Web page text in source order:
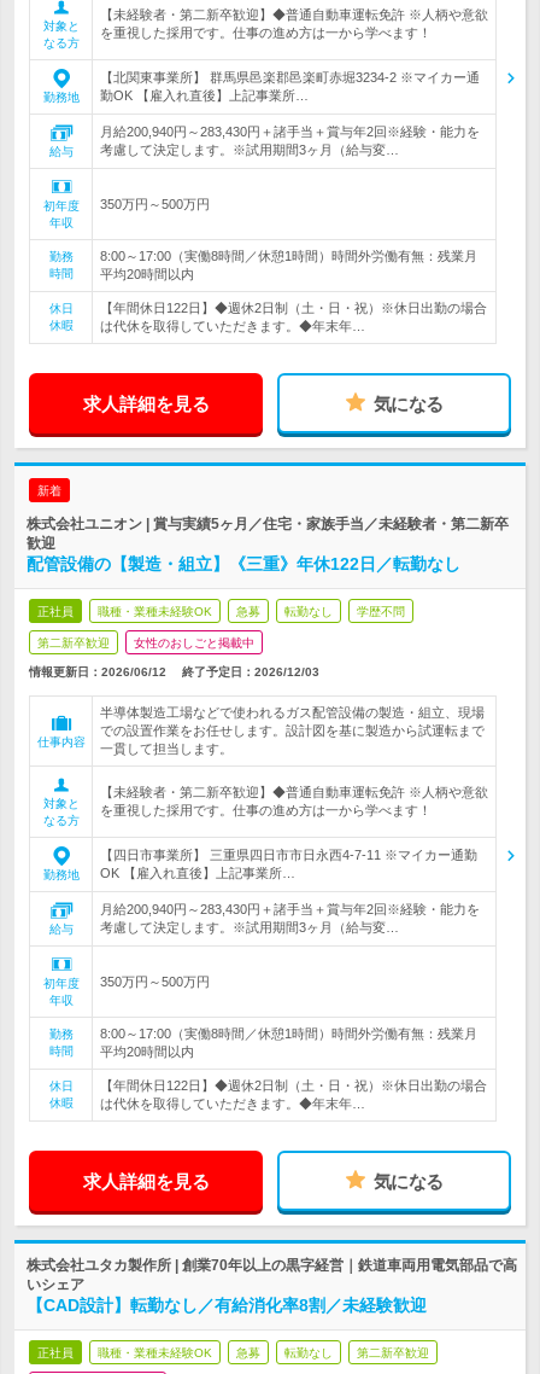
対象と
なる方
【未経験者・第二新卒歓迎】◆普通自動車運転免許 ※人柄や意欲
を重視した採用です。仕事の進め方は一から学べます！
勤務地
【北関東事業所】 群馬県邑楽郡邑楽町赤堀3234-2 ※マイカー通
勤OK 【雇入れ直後】上記事業所…
給与
月給200,940円～283,430円＋諸手当＋賞与年2回※経験・能力を
考慮して決定します。※試用期間3ヶ月（給与変…
初年度
年収
350万円～500万円
勤務
時間
8:00～17:00（実働8時間／休憩1時間）時間外労働有無：残業月
平均20時間以内
休日
休暇
【年間休日122日】◆週休2日制（土・日・祝）※休日出勤の場合
は代休を取得していただきます。◆年末年…
求人詳細を見る 気になる
新着
株式会社ユニオン | 賞与実績5ヶ月／住宅・家族手当／未経験者・第二新卒
歓迎
配管設備の【製造・組立】《三重》年休122日／転勤なし
正社員 職種・業種未経験OK 急募 転勤なし 学歴不問
第二新卒歓迎 女性のおしごと掲載中
情報更新日：2026/06/12 終了予定日： 2026/12/03
仕事内容
半導体製造工場などで使われるガス配管設備の製造・組立、現場
での設置作業をお任せします。設計図を基に製造から試運転まで
一貫して担当します。
対象と
なる方
【未経験者・第二新卒歓迎】◆普通自動車運転免許 ※人柄や意欲
を重視した採用です。仕事の進め方は一から学べます！
勤務地
【四日市事業所】 三重県四日市市日永西4-7-11 ※マイカー通勤
OK 【雇入れ直後】上記事業所…
給与
月給200,940円～283,430円＋諸手当＋賞与年2回※経験・能力を
考慮して決定します。※試用期間3ヶ月（給与変…
初年度
年収
350万円～500万円
勤務
時間
8:00～17:00（実働8時間／休憩1時間）時間外労働有無：残業月
平均20時間以内
休日
休暇
【年間休日122日】◆週休2日制（土・日・祝）※休日出勤の場合
は代休を取得していただきます。◆年末年…
求人詳細を見る 気になる
株式会社ユタカ製作所 | 創業70年以上の黒字経営｜鉄道車両用電気部品で高
いシェア
【CAD設計】転勤なし／有給消化率8割／未経験歓迎
正社員 職種・業種未経験OK 急募 転勤なし 第二新卒歓迎